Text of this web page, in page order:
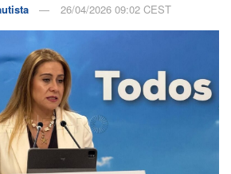
26/04/2026 09:02 CEST